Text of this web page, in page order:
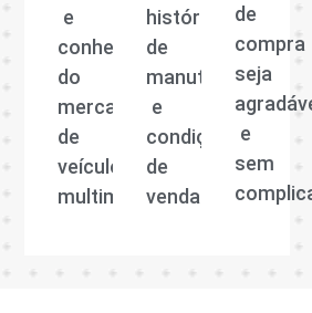
e
conhecedora
do
mercado
de
veículos
multimarcas.
histórico
de
manutenção
e
condições
de
venda.
de
compra
seja
e
sem